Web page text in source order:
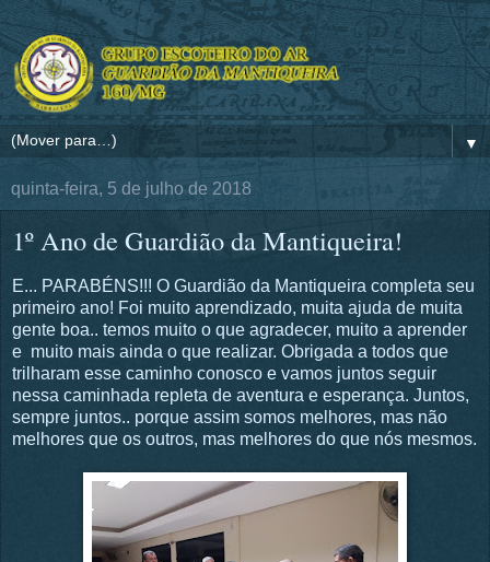
▼
quinta-feira, 5 de julho de 2018
1º Ano de Guardião da Mantiqueira!
E... PARABÉNS!!! O Guardião da Mantiqueira completa seu
primeiro ano! Foi muito aprendizado, muita ajuda de muita
gente boa.. temos muito o que agradecer, muito a aprender
e muito mais ainda o que realizar. Obrigada a todos que
trilharam esse caminho conosco e vamos juntos seguir
nessa caminhada repleta de aventura e esperança. Juntos,
sempre juntos.. porque assim somos melhores, mas não
melhores que os outros, mas melhores do que nós mesmos.